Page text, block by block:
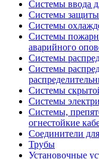
Системы ввода
Системы
Системы
Системы
аварийного
Системы
Системы
Системы
Системы
Системы,
огнестойкие
Соединители
Трубы
Установочные